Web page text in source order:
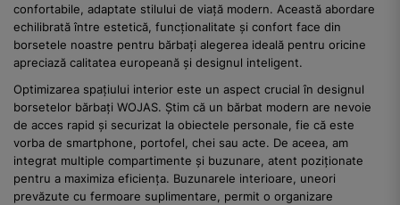
confortabile, adaptate stilului de viață modern. Această abordare
echilibrată între estetică, funcționalitate și confort face din
borsetele noastre pentru bărbați alegerea ideală pentru oricine
apreciază calitatea europeană și designul inteligent.
Optimizarea spațiului interior este un aspect crucial în designul
borsetelor bărbați WOJAS. Știm că un bărbat modern are nevoie
de acces rapid și securizat la obiectele personale, fie că este
vorba de smartphone, portofel, chei sau acte. De aceea, am
integrat multiple compartimente și buzunare, atent poziționate
pentru a maximiza eficiența. Buzunarele interioare, uneori
prevăzute cu fermoare suplimentare, permit o organizare